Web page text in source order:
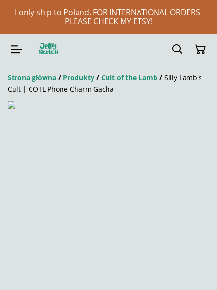
I only ship to Poland. FOR INTERNATIONAL ORDERS,
PLEASE CHECK MY ETSY!
Strona główna / Produkty / Cult of the Lamb / Silly Lamb's
Cult | COTL Phone Charm Gacha